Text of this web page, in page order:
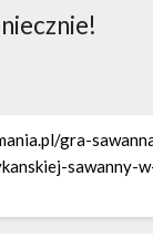
gra-
sawanny-